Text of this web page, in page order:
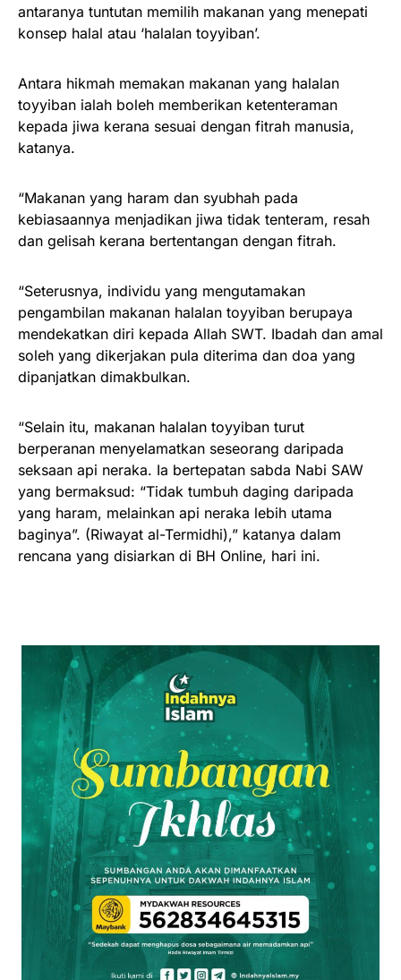
antaranya tuntutan memilih makanan yang menepati
konsep halal atau ‘halalan toyyiban’.
Antara hikmah memakan makanan yang halalan
toyyiban ialah boleh memberikan ketenteraman
kepada jiwa kerana sesuai dengan fitrah manusia,
katanya.
“Makanan yang haram dan syubhah pada
kebiasaannya menjadikan jiwa tidak tenteram, resah
dan gelisah kerana bertentangan dengan fitrah.
“Seterusnya, individu yang mengutamakan
pengambilan makanan halalan toyyiban berupaya
mendekatkan diri kepada Allah SWT. Ibadah dan amal
soleh yang dikerjakan pula diterima dan doa yang
dipanjatkan dimakbulkan.
“Selain itu, makanan halalan toyyiban turut
berperanan menyelamatkan seseorang daripada
seksaan api neraka. Ia bertepatan sabda Nabi SAW
yang bermaksud: “Tidak tumbuh daging daripada
yang haram, melainkan api neraka lebih utama
baginya”. (Riwayat al-Termidhi),” katanya dalam
rencana yang disiarkan di BH Online, hari ini.